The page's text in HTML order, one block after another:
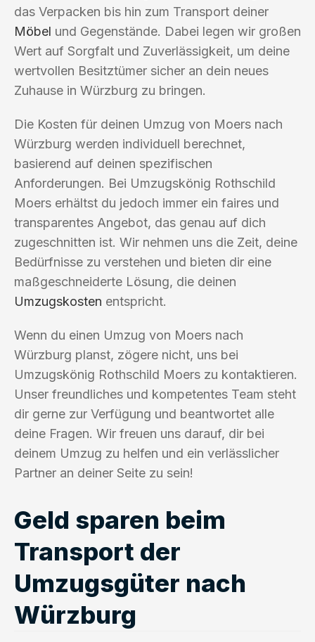
das Verpacken bis hin zum Transport deiner
Möbel und Gegenstände. Dabei legen wir großen
Wert auf Sorgfalt und Zuverlässigkeit, um deine
wertvollen Besitztümer sicher an dein neues
Zuhause in Würzburg zu bringen.
Die Kosten für deinen Umzug von Moers nach
Würzburg werden individuell berechnet,
basierend auf deinen spezifischen
Anforderungen. Bei Umzugskönig Rothschild
Moers erhältst du jedoch immer ein faires und
transparentes Angebot, das genau auf dich
zugeschnitten ist. Wir nehmen uns die Zeit, deine
Bedürfnisse zu verstehen und bieten dir eine
maßgeschneiderte Lösung, die deinen
Umzugskosten entspricht.
Wenn du einen Umzug von Moers nach
Würzburg planst, zögere nicht, uns bei
Umzugskönig Rothschild Moers zu kontaktieren.
Unser freundliches und kompetentes Team steht
dir gerne zur Verfügung und beantwortet alle
deine Fragen. Wir freuen uns darauf, dir bei
deinem Umzug zu helfen und ein verlässlicher
Partner an deiner Seite zu sein!
Geld sparen beim
Transport der
Umzugsgüter nach
Würzburg